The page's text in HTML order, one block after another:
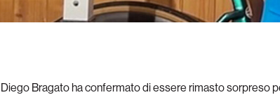
Diego Bragato ha confermato di essere rimasto sorpreso